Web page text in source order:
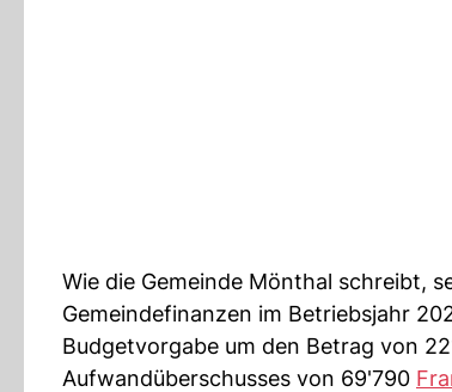
Wie die Gemeinde Mönthal schreibt,
Gemeindefinanzen im Betriebsjahr
Budgetvorgabe um den Betrag von
Aufwandüberschusses von 69'790